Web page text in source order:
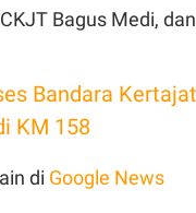
Bagus Medi,
Bandara
KM 158
di Google News